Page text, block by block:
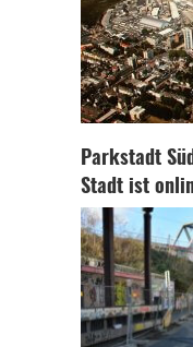
Parkstadt
Stadt ist